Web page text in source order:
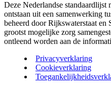
Deze Nederlandse standaardlijst
ontstaan uit een samenwerking
beheerd door Rijkswaterstaat
grootst mogelijke zorg
ontleend worden aan de
Privacyverklaring
Cookieverklaring